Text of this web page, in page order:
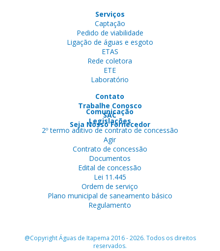
Serviços
Captação
Pedido de viabilidade
Ligação de águas e esgoto
ETAS
Rede coletora
ETE
Laboratório
Contato
Trabalhe Conosco
SAC
Seja Nosso Fornecedor
Comunicação
Legislações
2º termo aditivo de contrato de concessão
Agir
Contrato de concessão
Documentos
Edital de concessão
Lei 11.445
Ordem de serviço
Plano municipal de saneamento básico
Regulamento
@Copyright Águas de Itapema 2016 - 2026. Todos os direitos
reservados.